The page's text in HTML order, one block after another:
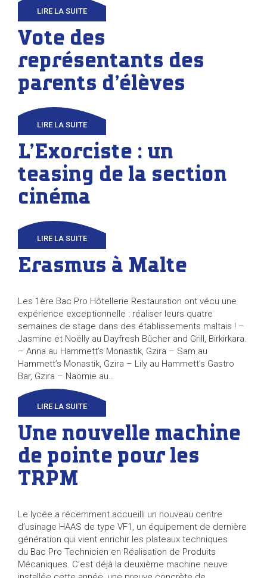
LIRE LA SUITE
Vote des
représentants des
parents d’élèves
LIRE LA SUITE
L’Exorciste : un
teasing de la section
cinéma
LIRE LA SUITE
Erasmus à Malte
Les 1ère Bac Pro Hôtellerie Restauration ont vécu une
expérience exceptionnelle : réaliser leurs quatre
semaines de stage dans des établissements maltais ! –
Jasmine et Noëlly au Dayfresh Bûcher and Grill, Birkirkara.
– Anna au Hammett’s Monastik, Gzira – Sam au
Hammett’s Monastik, Gzira – Lily au Hammett’s Gastro
Bar, Gzira – Naomie au…
LIRE LA SUITE
Une nouvelle machine
de pointe pour les
TRPM
Le lycée a récemment accueilli un nouveau centre
d’usinage HAAS de type VF1, un équipement de dernière
génération qui vient enrichir les plateaux techniques
du Bac Pro Technicien en Réalisation de Produits
Mécaniques. C’est déjà la deuxième machine neuve